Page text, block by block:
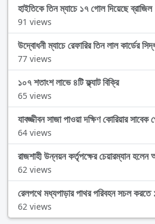
হাইতিকে তিন ম্যাচে ১৭ গোল দিয়েছে ব্রাজিল
91 views
উদ্বোধনী ম্যাচে রেফারির তিন লাল কার্ডের
77 views
১০৭ শতাংশ লাভে ৪টি ফ্ল্যাট বিক্রি
65 views
যাবজ্জীবন সাজা পাওয়া দক্ষিণ কোরিয়ার
64 views
রাজশাহী উন্নয়ন কর্তৃপক্ষের চেয়ারম্যান
62 views
রেলপথে মধ্যপাড়ার পাথর পরিবহন সচল করতে
62 views